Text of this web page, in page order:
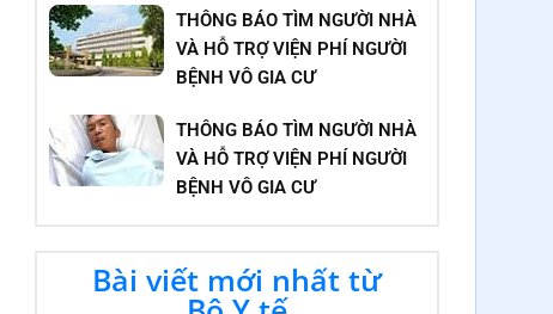
THÔNG BÁO TÌM NGƯỜI NHÀ
VÀ HỖ TRỢ VIỆN PHÍ NGƯỜI
BỆNH VÔ GIA CƯ
THÔNG BÁO TÌM NGƯỜI NHÀ
VÀ HỖ TRỢ VIỆN PHÍ NGƯỜI
BỆNH VÔ GIA CƯ
Bài viết mới nhất từ